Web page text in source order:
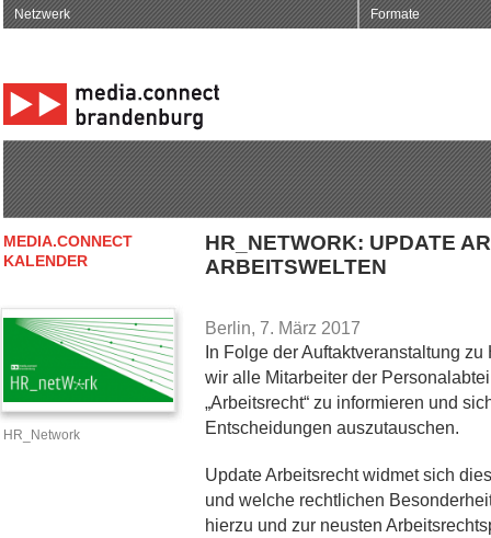
Netzwerk Formate
MEDIA.CONNECT
KALENDER
HR_Network
HR_NETWORK: UPDATE
ARBEITSWELTEN
Berlin, 7. März 2017
In Folge der Auftaktveranstaltung
wir alle Mitarbeiter der
„Arbeitsrecht“ zu informieren und
Entscheidungen auszutauschen.
Update Arbeitsrecht widmet sich
und welche rechtlichen
hierzu und zur neusten